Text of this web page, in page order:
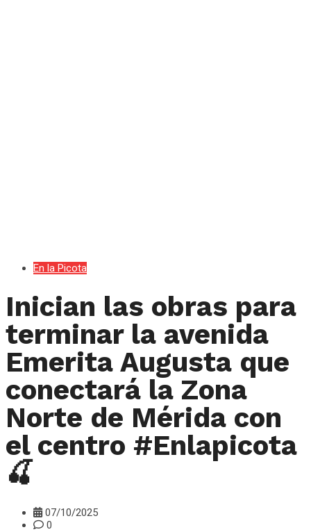
En la Picota
Inician las obras para
terminar la avenida
Emerita Augusta que
conectará la Zona
Norte de Mérida con
el centro #Enlapicota
🍒
07/10/2025
0